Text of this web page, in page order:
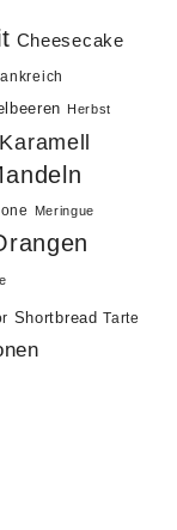
Cheesecake
Herbst
Karamell
Meringue
Shortbread Tarte